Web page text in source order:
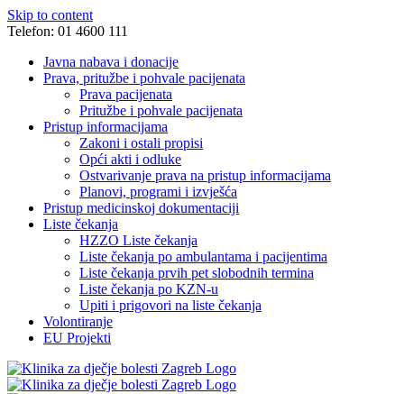
Skip to content
Telefon: 01 4600 111
Javna nabava i donacije
Prava, pritužbe i pohvale pacijenata
Prava pacijenata
Pritužbe i pohvale pacijenata
Pristup informacijama
Zakoni i ostali propisi
Opći akti i odluke
Ostvarivanje prava na pristup informacijama
Planovi, programi i izvješća
Pristup medicinskoj dokumentaciji
Liste čekanja
HZZO Liste čekanja
Liste čekanja po ambulantama i pacijentima
Liste čekanja prvih pet slobodnih termina
Liste čekanja po KZN-u
Upiti i prigovori na liste čekanja
Volontiranje
EU Projekti